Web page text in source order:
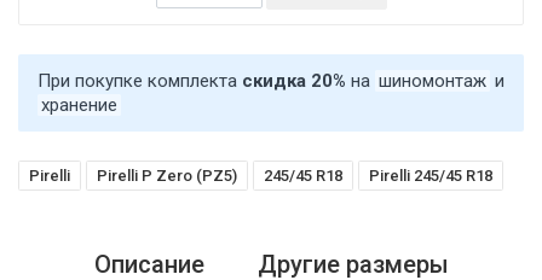
При покупке комплекта скидка 20% на шиномонтаж и
хранение
Pirelli Pirelli P Zero (PZ5) 245/45 R18 Pirelli 245/45 R18
Описание Другие размеры